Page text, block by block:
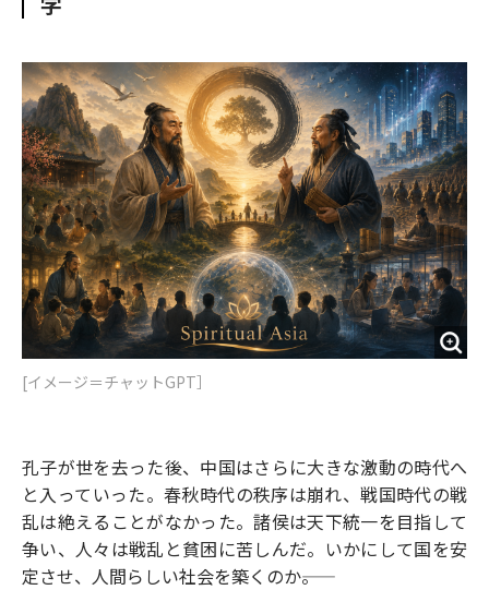
k
[イメージ＝チャットGPT］
孔子が世を去った後、中国はさらに大きな激動の時代へ
と入っていった。春秋時代の秩序は崩れ、戦国時代の戦
乱は絶えることがなかった。諸侯は天下統一を目指して
争い、人々は戦乱と貧困に苦しんだ。いかにして国を安
定させ、人間らしい社会を築くのか――。